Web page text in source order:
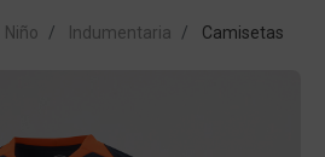
Niño Indumentaria Camisetas